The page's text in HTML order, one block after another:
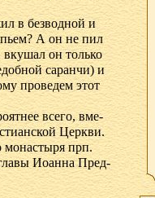
в без­вод­ной и
А он не пил
он толь­ко
са­ран­чи) и
про­ве­дем этот
все­го, вме­
Церк­ви.
мо­на­сты­ря прп.
Иоан­на Пред­